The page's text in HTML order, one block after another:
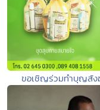
ขอเชิญร่วมทำบุญสัง